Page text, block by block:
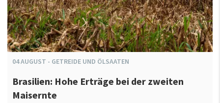
04AUGUST - GETREIDE UND ÖLSAATEN
Brasilien: Hohe Erträge bei der zweiten
Maisernte